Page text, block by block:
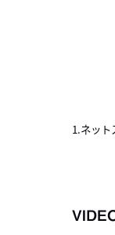
1.ネット